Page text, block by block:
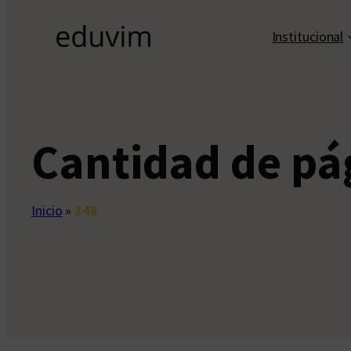
Institucional
Cantidad de
Inicio »348